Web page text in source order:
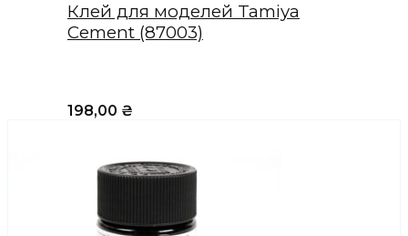
Клей для моделей Tamiya
Cement (87003)
198,00 ₴